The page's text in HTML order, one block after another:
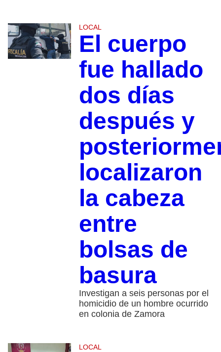
LOCAL
El cuerpo
fue hallado
dos días
después y
localizaron
la cabeza
entre
bolsas de
basura
Investigan a seis personas por el
homicidio de un hombre ocurrido
en colonia de Zamora
LOCAL